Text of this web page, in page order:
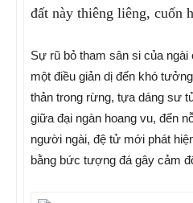
đất này thiêng liêng, cuốn
Sự rũ bỏ tham sân si của ngài
một điều giản dị đến khó
thản trong rừng, tựa dáng sư
giữa đại ngàn hoang vu, đến
người ngài, đệ tử mới phát
bằng bức tượng đá gây cảm